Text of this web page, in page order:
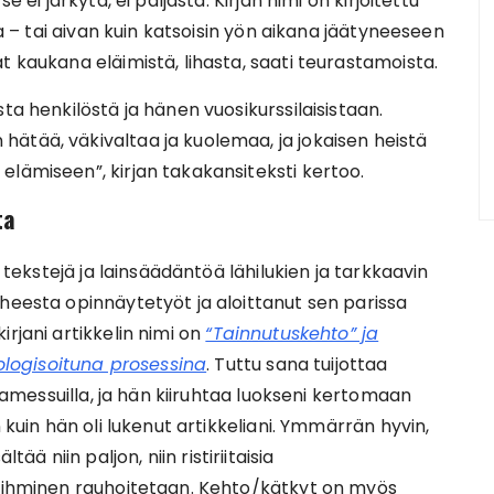
tai aivan kuin katsoisin yön aikana jäätyneeseen
kaukana eläimistä, lihasta, saati teurastamoista.
henkilöstä ja hänen vuosikurssilaisistaan.
väkivaltaa ja kuolemaa, ja jokaisen heistä
kirjan takakansiteksti kertoo.
ja lainsäädäntöä lähilukien ja tarkkaavin
opinnäytetyöt ja aloittanut sen parissa
artikkelin nimi on “Tainnutuskehto” ja
prosessina. Tuttu sana tuijottaa
ja hän kiiruhtaa luokseni kertomaan
hän oli lukenut artikkeliani. Ymmärrän hyvin,
niin paljon, niin ristiriitaisia
rauhoitetaan. Kehto/kätkyt on myös